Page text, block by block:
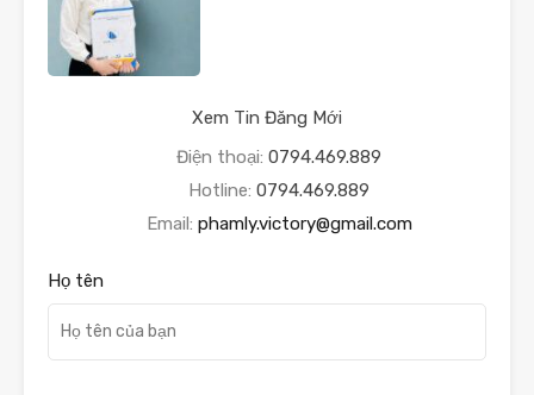
Xem Tin Đăng Mới
Điện thoại: 0794.469.889
Hotline: 0794.469.889
Email: phamly.victory@gmail.com
Họ tên